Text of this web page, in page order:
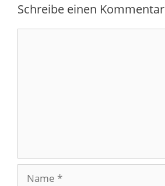
Schreibe einen Kommentar